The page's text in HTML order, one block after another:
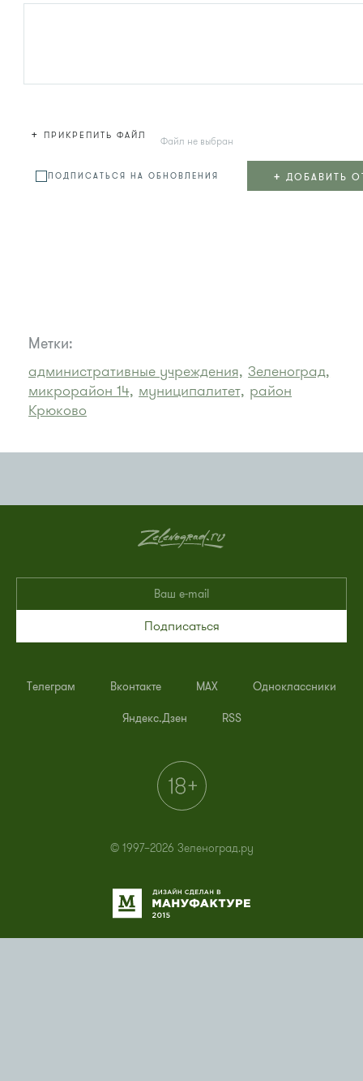
+ ПРИКРЕПИТЬ ФАЙЛ Файл не выбран
ПОДПИСАТЬСЯ НА ОБНОВЛЕНИЯ + ДОБАВИТЬ
Метки:
административные учреждения, Зеленоград,
микрорайон 14, муниципалитет, район
Крюково
Подписаться
Телеграм Вконтакте MAX Одноклассники
Яндекс.Дзен RSS
© 1997–2026 Зеленоград.ру